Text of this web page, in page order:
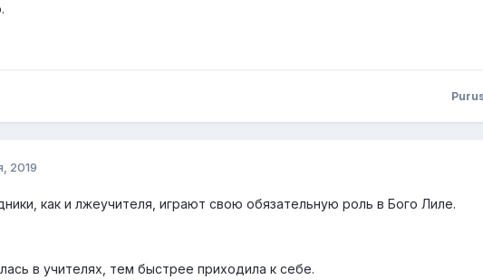
2019
как и лжеучителя, играют свою обязательную роль в Бого Лиле.
в учителях, тем быстрее приходила к себе.